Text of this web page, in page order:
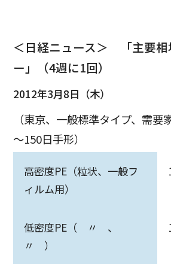
＜日経ニュース＞ 「主要
ー」（4週に1回）
2012年3月8日（木）
（東京、一般標準タイプ、需
～150日手形）
高密度PE（粒状、一般フ
ィルム用）
低密度PE（ 〃 、
〃 ）